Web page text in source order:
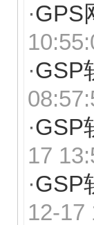
·GPS
·GSP
·GSP
17
·GSP
12-17